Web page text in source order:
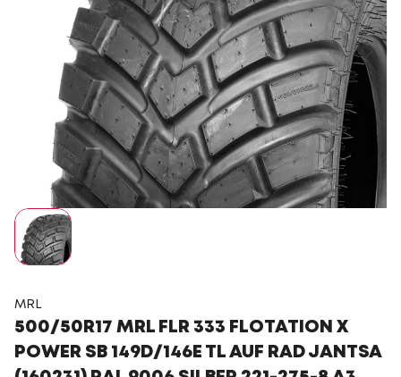
MRL
500/50R17 MRL FLR 333 FLOTATION X
POWER SB 149D/146E TL AUF RAD JANTSA